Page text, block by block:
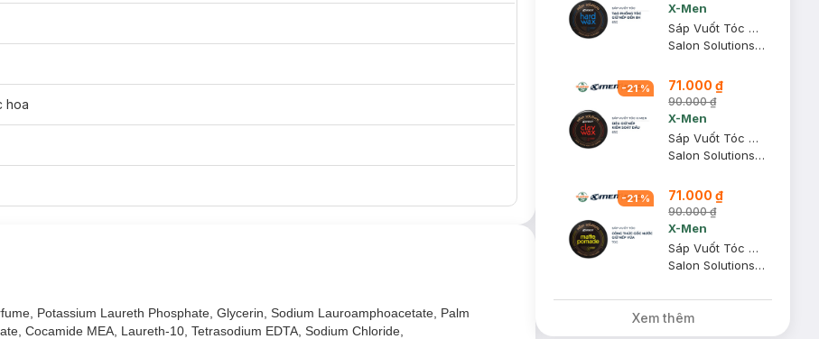
650g
hoa
Potassium Laureth Phosphate, Glycerin, Sodium Lauroamphoacetate, Palm
Cocamide MEA, Laureth-10, Tetrasodium EDTA, Sodium Chloride,
X-Men
Sáp Vuốt Tóc X-Men Tạo Phồng & Giữ Nếp 8H 65g
Salon Solutions Hard Wax
-21% 71.000 ₫
90.000 ₫
X-Men
Sáp Vuốt Tóc X-Men 8H Siêu Giữ Nếp & Kiềm Dầu 65g
Salon Solutions Clay Wax
-21% 71.000 ₫
90.000 ₫
X-Men
Sáp Vuốt Tóc X-Men Công Thức Gốc Nước & Giữ Nếp 8H 70g
Salon Solutions Matte Pomade
Xem thêm